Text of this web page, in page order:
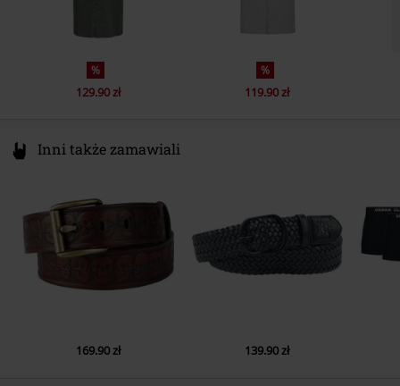
%
129.90 zł
%
119.90 zł
Inni także zamawiali
169.90 zł 139.90 zł